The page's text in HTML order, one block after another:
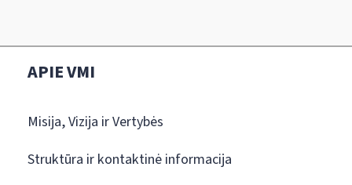
APIE VMI
Misija, Vizija ir Vertybės
Struktūra ir kontaktinė informacija